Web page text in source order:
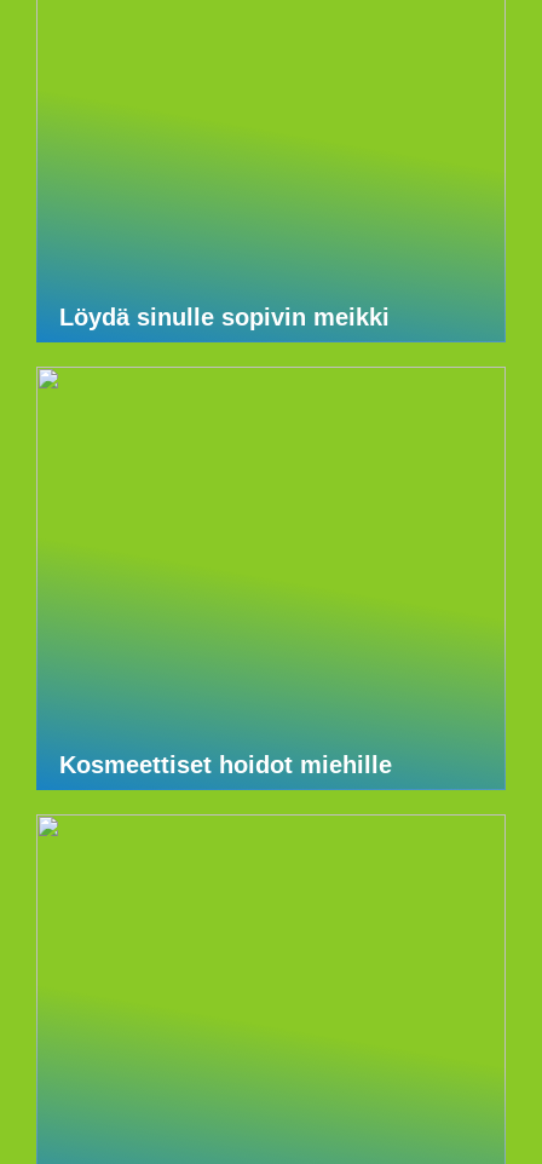
Löydä sinulle sopivin meikki
Kosmeettiset hoidot miehille